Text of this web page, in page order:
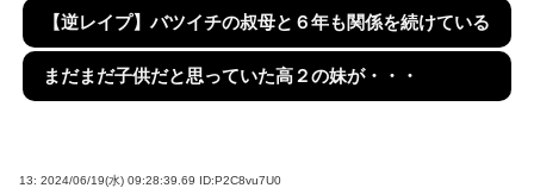
【逆レイプ】バツイチの叔母と６年も関係を続けている
まだまだ子供だと思っていた高２の妹が・・・
13: 2024/06/19(水) 09:28:39.69 ID:P2C8vu7U0